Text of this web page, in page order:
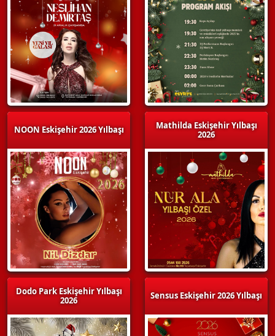
NOON Eskişehir 2026 Yılbaşı
Dodo Park Eskişehir Yılbaşı
2026
Mathilda Eskişehir Yılbaşı
2026
Sensus Eskişehir 2026 Yılbaşı